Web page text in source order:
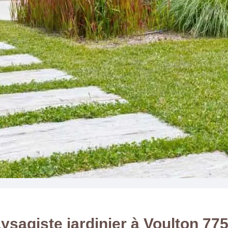
jardinier à Voulton